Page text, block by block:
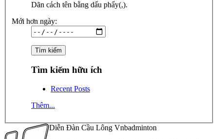
Dãn cách tên bằng dấu phẩy(,).
Mới hơn ngày:
Tìm kiếm hữu ích
Recent Posts
Thêm...
Diễn Đàn Cầu Lông Vnbadminton